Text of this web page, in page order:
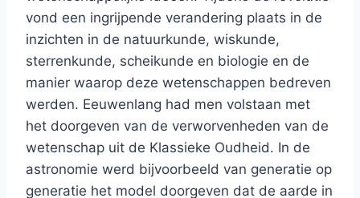
vond een ingrijpende verandering plaats in de
inzichten in de natuurkunde, wiskunde,
sterrenkunde, scheikunde en biologie en de
manier waarop deze wetenschappen bedreven
werden. Eeuwenlang had men volstaan met
het doorgeven van de verworvenheden van de
wetenschap uit de Klassieke Oudheid. In de
astronomie werd bijvoorbeeld van generatie op
generatie het model doorgeven dat de aarde in